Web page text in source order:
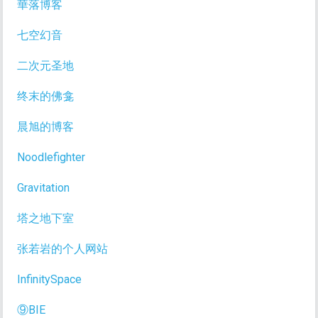
華落博客
七空幻音
二次元圣地
终末的佛龛
晨旭的博客
Noodlefighter
Gravitation
塔之地下室
张若岩的个人网站
InfinitySpace
⑨BIE